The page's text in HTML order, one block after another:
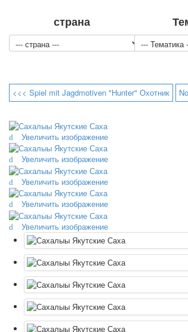
страна
<<< Spiel mit Jagdmotiven "Hunter" Охотник
Увеличить изображение
Увеличить изображение
Увеличить изображение
Увеличить изображение
Увеличить изображение